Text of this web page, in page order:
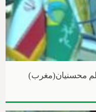
محسنیان(مغرب)